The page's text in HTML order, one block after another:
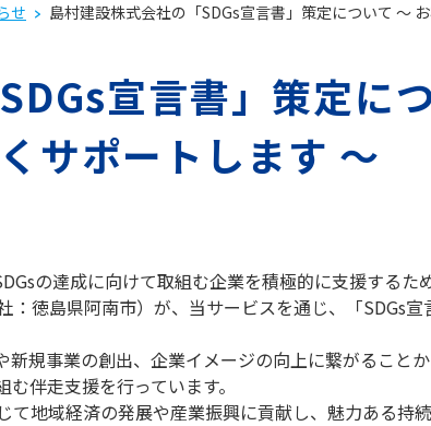
せ 島村建設株式会社の「SDGs宣言書」策定について ～
宣言書」策定に
サポートします ～
の達成に向けて取組む企業を積極的に支援するた
徳島県阿南市）が、当サービスを通じ、「SDGs宣
規事業の創出、企業イメージの向上に繋がること
伴走支援を行っています。
地域経済の発展や産業振興に貢献し、魅力ある持